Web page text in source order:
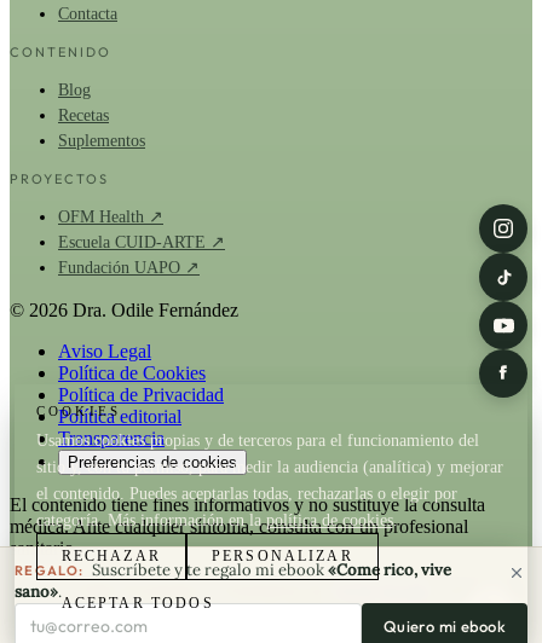
Contacta
CONTENIDO
Blog
Recetas
Suplementos
PROYECTOS
OFM Health ↗
Escuela CUID-ARTE ↗
Fundación UAPO ↗
© 2026 Dra. Odile Fernández
Aviso Legal
Política de Cookies
Política de Privacidad
Política editorial
Transparencia
Preferencias de cookies
El contenido tiene fines informativos y no sustituye la consulta
médica. Ante cualquier síntoma, consulta con un profesional
sanitario.
La Dra. Odile Fernández es fundadora de
artículo recomienda un producto de OFM existe relación comercial;
consulta nuestrapolítica de transparencia política editorial.
COOKIES
Usamos cookies propias y de terceros para el funcionamiento del
sitio y, con tu permiso, para medir la audiencia (analítica) y mejorar
el contenido. Puedes aceptarlas todas, rechazarlas o elegir por
categoría. Más información en lapolítica de cookies.
RECHAZAR PERSONALIZAR
ACEPTAR TODOS
REGALO: Suscríbete y te regalo mi ebook«Come rico, vive
sano».
Tu correo electrónico
Quiero mi ebook